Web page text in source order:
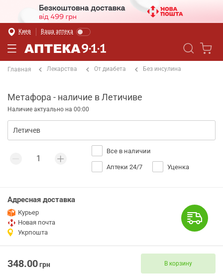
Киев Ваша аптека
Главная Лекарства От диабета Без инсулина
Метафора - наличие в Летичиве
Наличие актуально на 00:00
Все в наличии
Аптеки 24/7 Уценка
Адресная доставка
Курьер
Новая почта
Укрпошта
348.00грн В корзину